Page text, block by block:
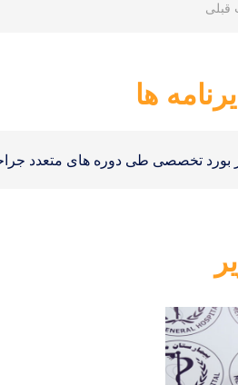
قبلی
ها
بورد تخصصی طی دوره های متعدد